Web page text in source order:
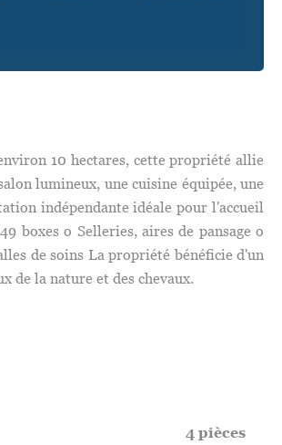
10 hectares, cette propriété allie
lumineux, une cuisine équipée, une
indépendante idéale pour l'accueil
boxes o Selleries, aires de pansage o
de soins La propriété bénéficie d'un
de la nature et des chevaux.
4 pièces